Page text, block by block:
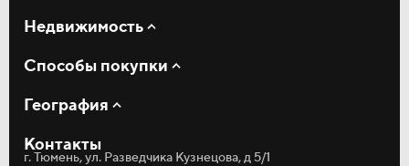
Дивный квартал у озера
Недвижимость
Студии
Двухкомнатные
Трёхкомнатные
Кладовые
Способы покупки
Рассрочка
Трейд-ин
География
Акции и новости
Статьи
Контакты
г. Тюмень, ул. Разведчика Кузнецова, д 5/1